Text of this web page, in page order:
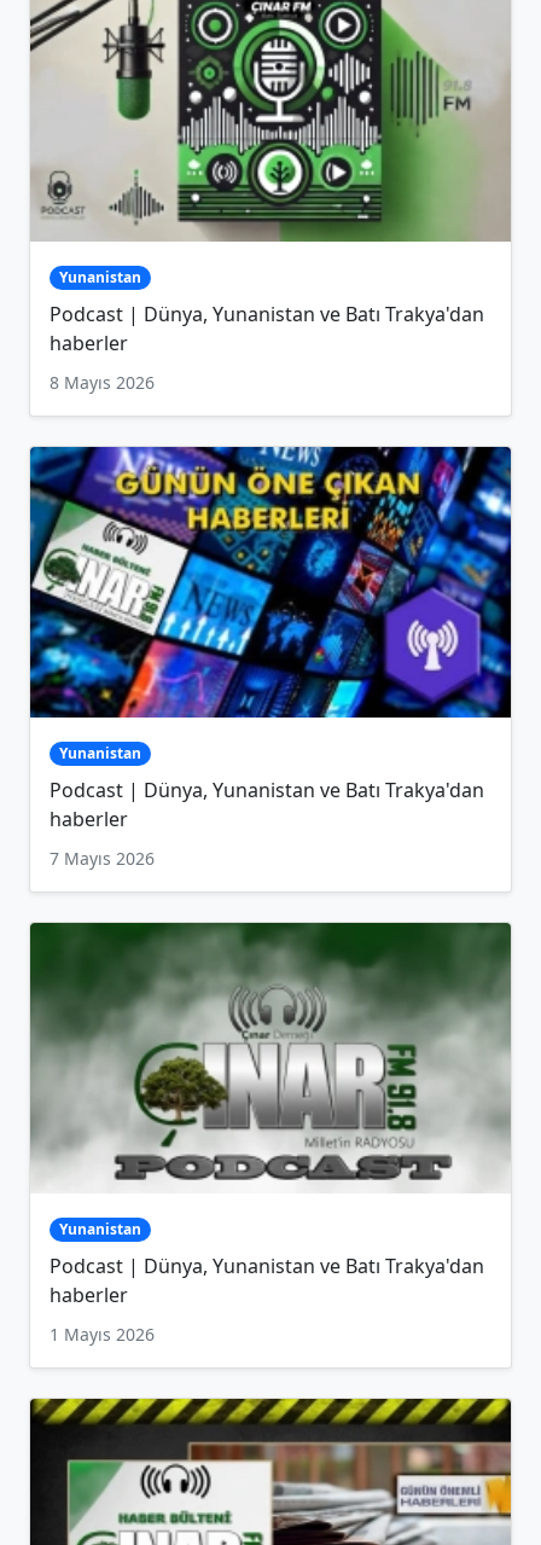
Yunanistan
Podcast | Dünya, Yunanistan ve Batı Trakya'dan
haberler
8 Mayıs 2026
Yunanistan
Podcast | Dünya, Yunanistan ve Batı Trakya'dan
haberler
7 Mayıs 2026
Yunanistan
Podcast | Dünya, Yunanistan ve Batı Trakya'dan
haberler
1 Mayıs 2026